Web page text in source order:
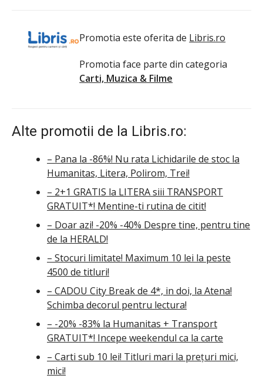
Promotia este oferita de Libris.ro
Promotia face parte din categoria
Carti, Muzica & Filme
Alte promotii de la Libris.ro:
– Pana la -86%! Nu rata Lichidarile de stoc la
Humanitas, Litera, Polirom, Trei!
– 2+1 GRATIS la LITERA siii TRANSPORT
GRATUIT*! Mentine-ti rutina de citit!
– Doar azi! -20% -40% Despre tine, pentru tine
de la HERALD!
– Stocuri limitate! Maximum 10 lei la peste
4500 de titluri!
– CADOU City Break de 4*, in doi, la Atena!
Schimba decorul pentru lectura!
– -20% -83% la Humanitas + Transport
GRATUIT*! Incepe weekendul ca la carte
– Carti sub 10 lei! Titluri mari la prețuri mici,
mici!